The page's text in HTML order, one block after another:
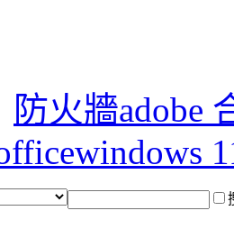
防火牆adobe
windows